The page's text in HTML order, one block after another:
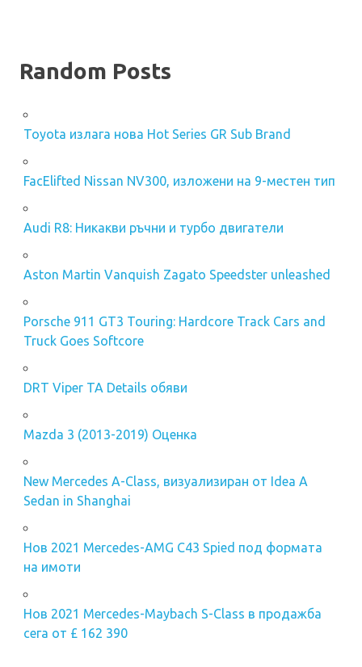
Random Posts
Toyota излага нова Hot Series GR Sub Brand
FacElifted Nissan NV300, изложени на 9-местен тип
Audi R8: Никакви ръчни и турбо двигатели
Aston Martin Vanquish Zagato Speedster unleashed
Porsche 911 GT3 Touring: Hardcore Track Cars and
Truck Goes Softcore
DRT Viper TA Details обяви
Mazda 3 (2013-2019) Оценка
New Mercedes A-Class, визуализиран от Idea A
Sedan in Shanghai
Нов 2021 Mercedes-AMG C43 Spied под формата
на имоти
Нов 2021 Mercedes-Maybach S-Class в продажба
сега от £ 162 390